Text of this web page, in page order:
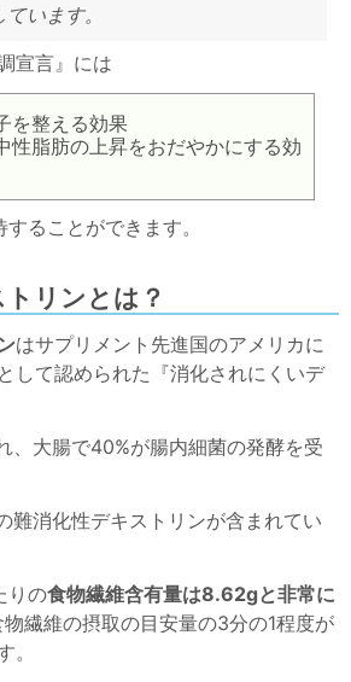
います。
宣言』には
を整える効果
性脂肪の上昇をおだやかにする効
ることができます。
リンとは？
はサプリメント先進国のアメリカに
として認められた『消化されにくいデ
、大腸で40%が腸内細菌の発酵を受
難消化性デキストリンが含まれてい
りの食物繊維含有量は8.62gと非常に
物繊維の摂取の目安量の3分の1程度が
。